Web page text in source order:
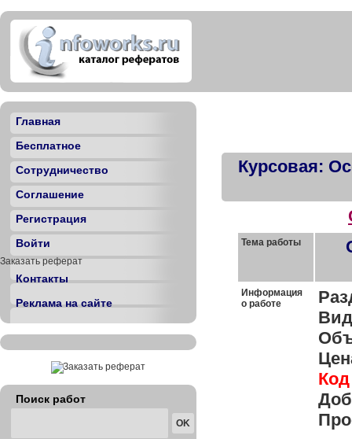
Главная
Бесплатное
Сотрудничество
Соглашение
Регистрация
Войти
Заказать реферат
Контакты
Реклама на сайте
Поиск работ
Курсовая:
Тема работы
Информация
о работе